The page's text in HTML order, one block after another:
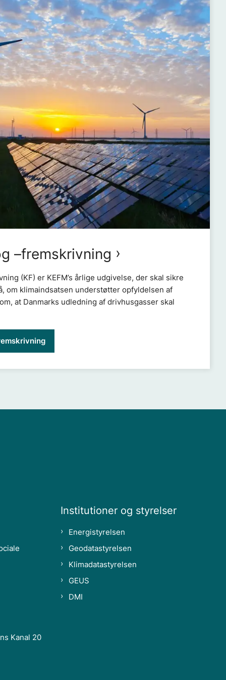
–fremskrivning
(KF) er KEFM’s årlige udgivelse, der skal sikre
om klimaindsatsen understøtter opfyldelsen af
at Danmarks udledning af drivhusgasser skal
Kanal 20
Institutioner og styrelser
Energistyrelsen
Geodatastyrelsen
Klimadatastyrelsen
GEUS
DMI